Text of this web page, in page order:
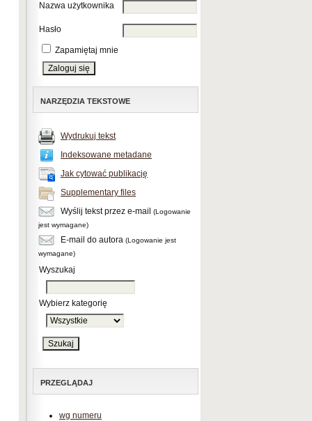
Nazwa użytkownika
Hasło
Zapamiętaj mnie
NARZĘDZIA TEKSTOWE
Wydrukuj tekst
Indeksowane metadane
Jak cytować publikację
Supplementary files
Wyślij tekst przez e-mail
(Logowanie
jest wymagane)
E-mail do autora (Logowanie jest
wymagane)
Wyszukaj
Wybierz kategorię
PRZEGLĄDAJ
wg numeru